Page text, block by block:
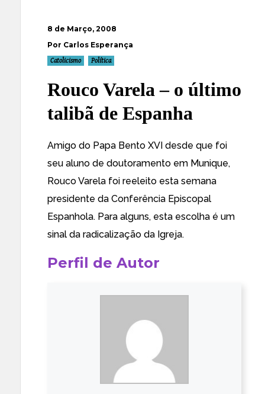
8 de Março, 2008
Por Carlos Esperança
Catolicismo Política
Rouco Varela – o último
talibã de Espanha
Amigo do Papa Bento XVI desde que foi
seu aluno de doutoramento em Munique,
Rouco Varela foi reeleito esta semana
presidente da Conferência Episcopal
Espanhola. Para alguns, esta escolha é um
sinal da radicalização da Igreja.
Perfil de Autor